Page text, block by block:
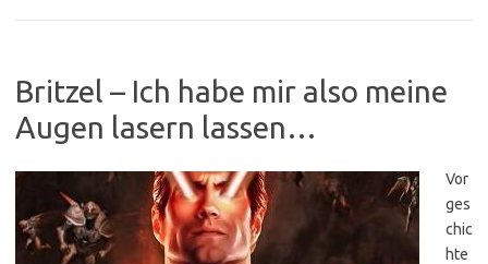
Britzel – Ich habe mir also meine
Augen lasern lassen…
Vor
ges
chic
hte